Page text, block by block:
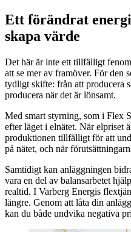
Ett förändrat
skapa värde
Det här är inte ett tillfälligt
att se mer av framöver. För den
tydligt skifte: från att producera
producera när det är lönsamt.
Med smart styrning, som i Flex
efter läget i elnätet. När elpriset
produktionen tillfälligt för att
på nätet, och när
Samtidigt kan anläggningen
vara en del av balansarbetet
realtid. I Varberg Energis
längre. Genom att låta din
kan du både undvika negativa